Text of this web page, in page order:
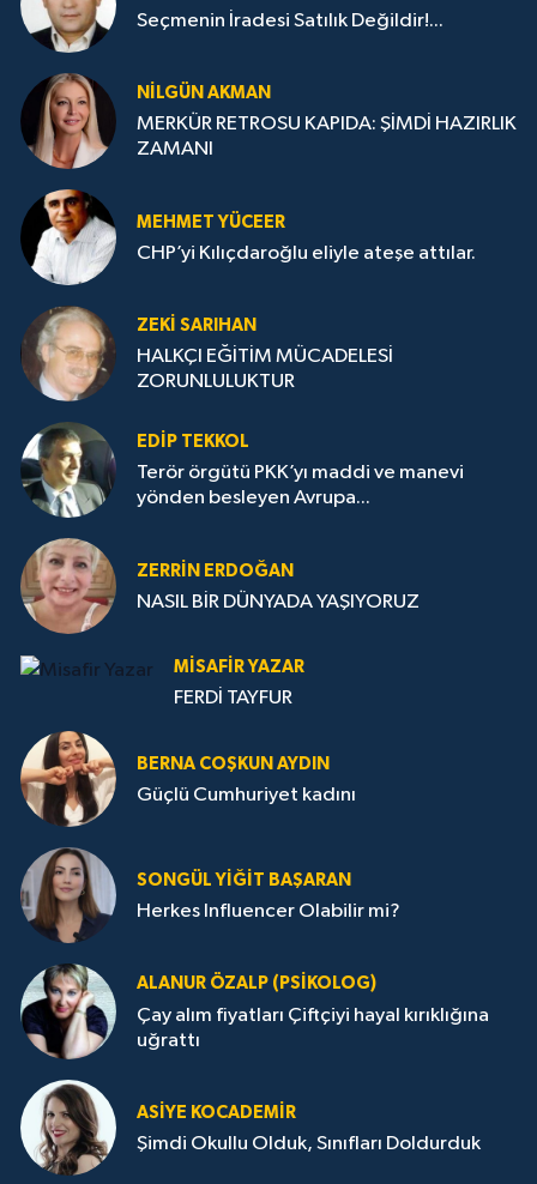
Seçmenin İradesi Satılık Değildir!...
NILGÜN AKMAN
MERKÜR RETROSU KAPIDA: ŞİMDİ HAZIRLIK
ZAMANI
MEHMET YÜCEER
CHP’yi Kılıçdaroğlu eliyle ateşe attılar.
ZEKI SARIHAN
HALKÇI EĞİTİM MÜCADELESİ
ZORUNLULUKTUR
EDIP TEKKOL
Terör örgütü PKK’yı maddi ve manevi
yönden besleyen Avrupa...
ZERRIN ERDOĞAN
NASIL BİR DÜNYADA YAŞIYORUZ
MISAFIR YAZAR
FERDİ TAYFUR
BERNA COŞKUN AYDIN
Güçlü Cumhuriyet kadını
SONGÜL YIĞIT BAŞARAN
Herkes Influencer Olabilir mi?
ALANUR ÖZALP (PSIKOLOG)
Çay alım fiyatları Çiftçiyi hayal kırıklığına
uğrattı
ASIYE KOCADEMİR
Şimdi Okullu Olduk, Sınıfları Doldurduk